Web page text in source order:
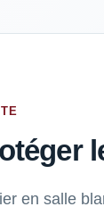
en salle